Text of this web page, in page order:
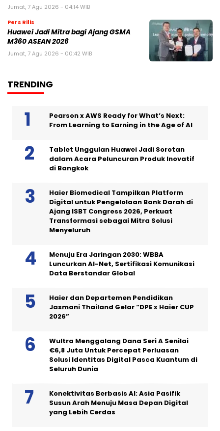
Jumat, 7 Agu 2026 - 04:14 WIB
Pers Rilis
Huawei Jadi Mitra bagi Ajang GSMA
M360 ASEAN 2026
Jumat, 7 Agu 2026 - 00:42 WIB
TRENDING
Pearson x AWS Ready for What’s Next:
From Learning to Earning in the Age of AI
Tablet Unggulan Huawei Jadi Sorotan
dalam Acara Peluncuran Produk Inovatif
di Bangkok
Haier Biomedical Tampilkan Platform
Digital untuk Pengelolaan Bank Darah di
Ajang ISBT Congress 2026, Perkuat
Transformasi sebagai Mitra Solusi
Menyeluruh
Menuju Era Jaringan 2030: WBBA
Luncurkan AI-Net, Sertifikasi Komunikasi
Data Berstandar Global
Haier dan Departemen Pendidikan
Jasmani Thailand Gelar “DPE x Haier CUP
2026”
Wultra Menggalang Dana Seri A Senilai
€6,8 Juta Untuk Percepat Perluasan
Solusi Identitas Digital Pasca Kuantum di
Seluruh Dunia
Konektivitas Berbasis AI: Asia Pasifik
Susun Arah Menuju Masa Depan Digital
yang Lebih Cerdas